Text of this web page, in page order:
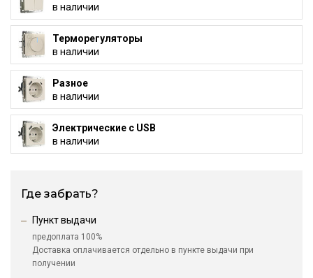
в наличии
Терморегуляторы
в наличии
Разное
в наличии
Электрические с USB
в наличии
Где забрать?
Пункт выдачи
предоплата 100%
Доставка оплачивается отдельно в пункте выдачи при
получении